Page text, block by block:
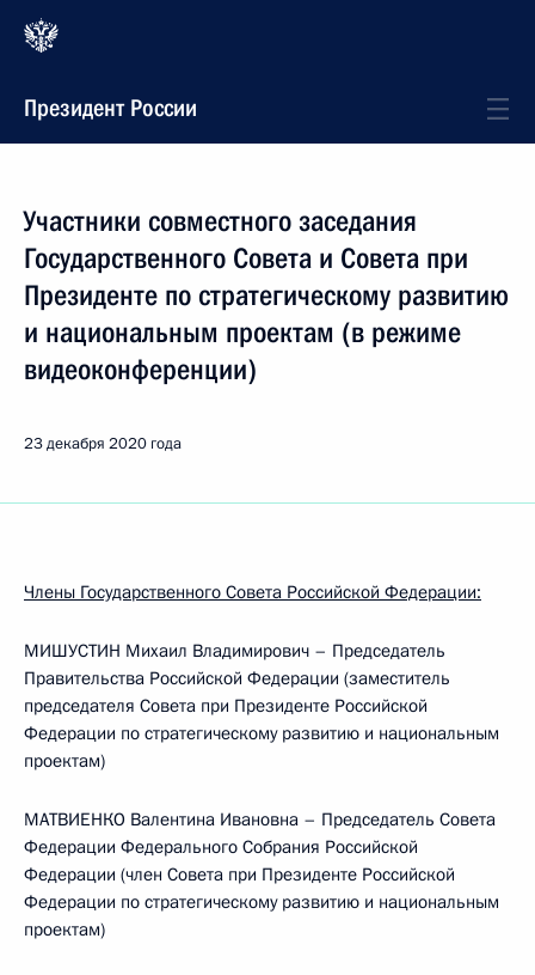
Президент России
Участники совместного заседания
Государственного Совета и Совета при
Президенте по стратегическому развитию
и национальным проектам (в режиме
видеоконференции)
23 декабря 2020 года
Члены Государственного Совета Российской Федерации:
МИШУСТИН Михаил Владимирович – Председатель
Правительства Российской Федерации (заместитель
председателя Совета при Президенте Российской
Федерации по стратегическому развитию и национальным
проектам)
МАТВИЕНКО Валентина Ивановна – Председатель Совета
Федерации Федерального Собрания Российской
Федерации (член Совета при Президенте Российской
Федерации по стратегическому развитию и национальным
проектам)